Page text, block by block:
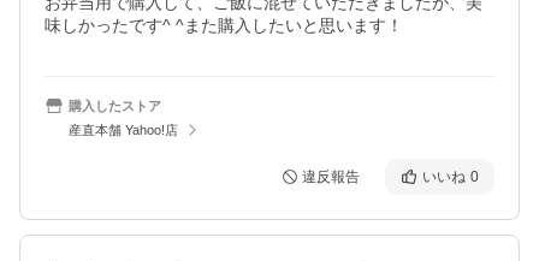
味しかったです^ ^また購入したいと思います！
購入したストア
産直本舗 Yahoo!店
違反報告 いいね 0